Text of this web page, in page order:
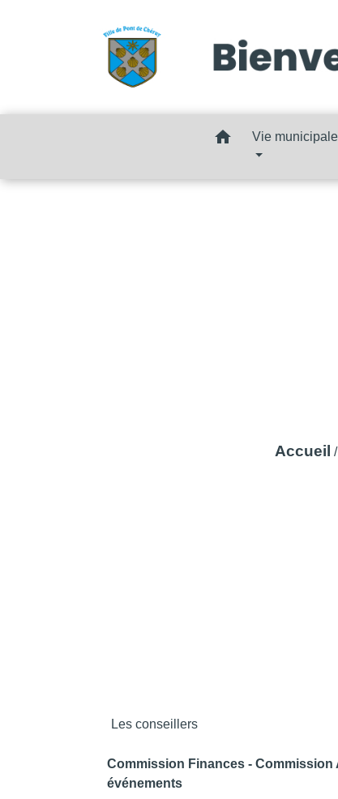
home Vie municipale
Accueil /
Les conseillers
Commission Finances -
événements